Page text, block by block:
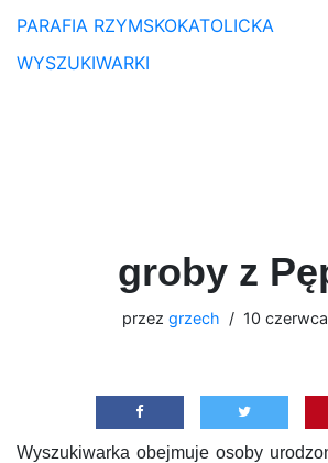
PARAFIA RZYMSKOKATOLICKA
WYSZUKIWARKI
groby z
przez grzech 10
Wyszukiwarka obejmuje osoby